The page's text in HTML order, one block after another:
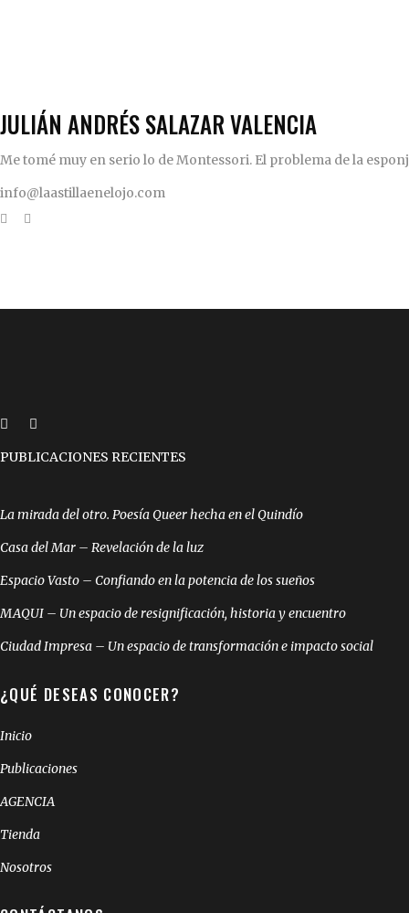
JULIÁN ANDRÉS SALAZAR VALENCIA
Me tomé muy en serio lo de Montessori. El problema de la
info@laastillaenelojo.com
PUBLICACIONES RECIENTES
La mirada del otro. Poesía Queer hecha en el Quindío
Casa del Mar – Revelación de la luz
Espacio Vasto – Confiando en la potencia de los sueños
MAQUI – Un espacio de resignificación, historia y encuentro
Ciudad Impresa – Un espacio de transformación e impacto social
¿QUÉ DESEAS CONOCER?
Inicio
Publicaciones
AGENCIA
Tienda
Nosotros